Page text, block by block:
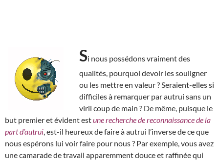
Si nous possédons vraiment des
qualités, pourquoi devoir les souligner
ou les mettre en valeur ? Seraient-elles si
difficiles à remarquer par autrui sans un
viril coup de main ? De même, puisque le
but premier et évident estune recherche de reconnaissance de la
part d’autrui , est-il heureux de faire à autrui l’inverse de ce que
nous espérons lui voir faire pour nous ? Par exemple, vous avez
une camarade de travail apparemment douce et raffinée qui